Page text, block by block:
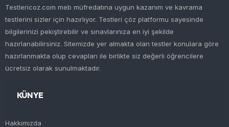
Testlericoz.com meb müfredatına uygun kazanım ve kavrama
testlerini sizler için hazırlıyor. Testleri çöz platformu sayesinde
bilgilerinizi pekiştirebilir ve sınavlarınıza en iyi şekilde
hazırlanabilirsiniz. Sitemizde yer almakta olan testler konulara göre
hazırlanmakta olup cevapları ile birlikte siz değerli öğrencilere
ücretsiz olarak sunulmaktadır.
KÜNYE
Hakkımızda